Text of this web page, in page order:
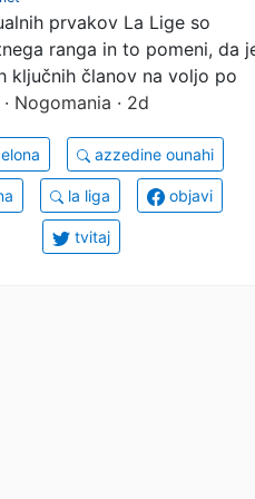
ki je
na dveh
prvakov La Lige so
ranga in to pomeni, da
ključnih članov na voljo po
· Nogomania · 2d
azzedine ounahi
la liga objavi
tvitaj